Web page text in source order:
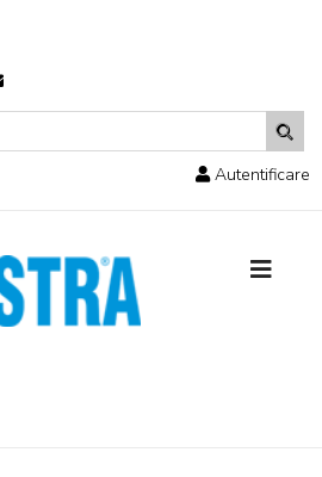
Autentificare